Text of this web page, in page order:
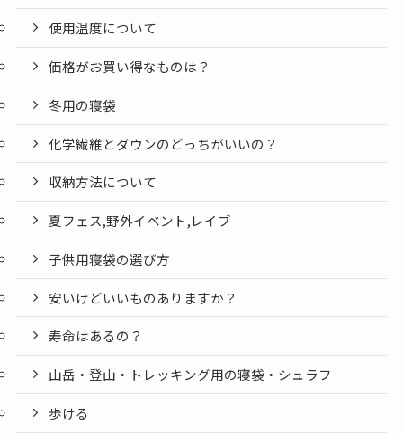
使用温度について
価格がお買い得なものは？
冬用の寝袋
化学繊維とダウンのどっちがいいの？
収納方法について
夏フェス,野外イベント,レイブ
子供用寝袋の選び方
安いけどいいものありますか？
寿命はあるの？
山岳・登山・トレッキング用の寝袋・シュラフ
歩ける